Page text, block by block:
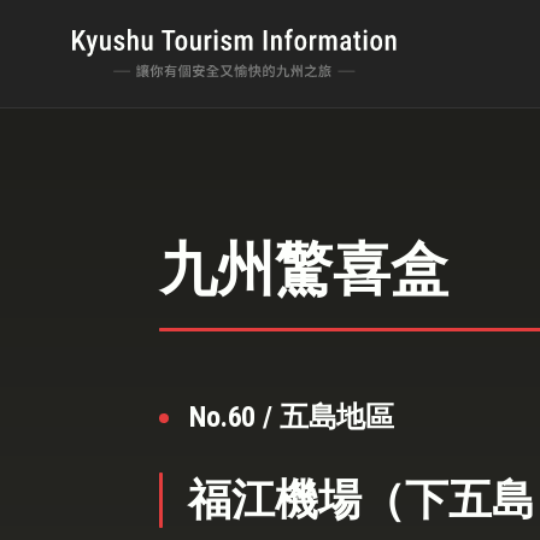
九州驚喜盒
No.60 / 五島地區
福江機場（下五